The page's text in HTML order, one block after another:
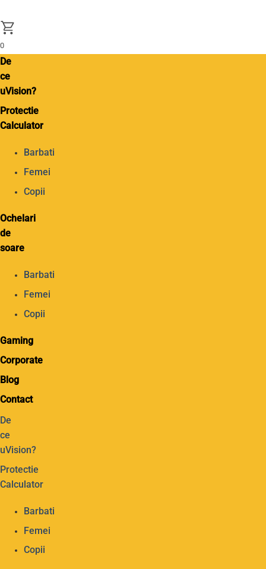
0
De
ce
uVision?
Protectie
Calculator
Barbati
Femei
Copii
Ochelari
de
soare
Barbati
Femei
Copii
Gaming
Corporate
Blog
Contact
De
ce
uVision?
Protectie
Calculator
Barbati
Femei
Copii